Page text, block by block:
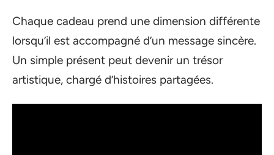
Chaque cadeau prend une dimension différente
lorsqu’il est accompagné d’un message sincère.
Un simple présent peut devenir un trésor
artistique, chargé d’histoires partagées.